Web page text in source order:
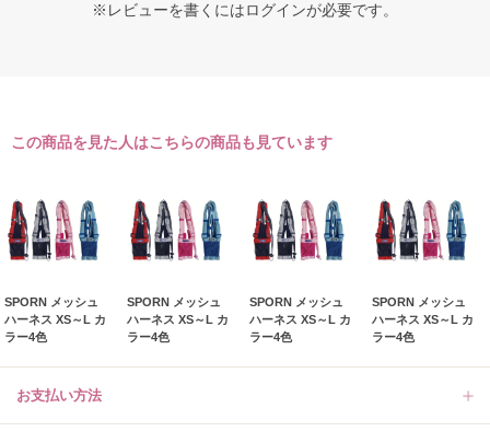
※レビューを書くにはログインが必要です。
この商品を見た人はこちらの商品も見ています
SPORN メッシュ
ハーネス XS～L カ
ラー4色
SPORN メッシュ
ハーネス XS～L カ
ラー4色
SPORN メッシュ
ハーネス XS～L カ
ラー4色
SPORN メッシュ
ハーネス XS～L カ
ラー4色
お支払い方法